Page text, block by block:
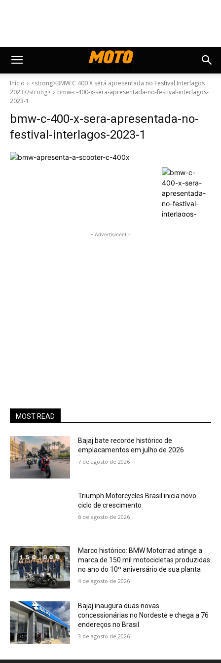
Início
<strong>BMW C 400 X será apresentada no Festival Interlagos
2023</strong>
bmw-c-400-x-sera-apresentada-no-festival-interlagos-
2023-1
bmw-c-400-x-sera-apresentada-no-
festival-interlagos-2023-1
- Advertisment -
MOST READ
Bajaj bate recorde histórico de
emplacamentos em julho de 2026
7 de agosto de 2026
Triumph Motorcycles Brasil inicia novo
ciclo de crescimento
6 de agosto de 2026
Marco histórico: BMW Motorrad atinge a
marca de 150 mil motocicletas produzidas
no ano do 10º aniversário de sua planta
4 de agosto de 2026
Bajaj inaugura duas novas
concessionárias no Nordeste e chega a 76
endereços no Brasil
3 de agosto de 2026